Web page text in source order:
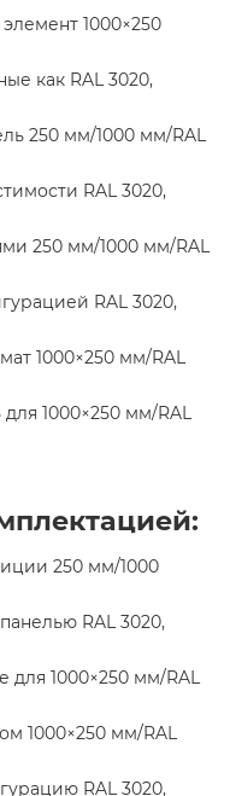
1000×250
как RAL 3020,
250 мм/1000 мм/RAL
RAL 3020,
250 мм/1000 мм/RAL
RAL 3020,
1000×250 мм/RAL
1000×250 мм/RAL
250 мм/1000
RAL 3020,
1000×250 мм/RAL
1000×250 мм/RAL
RAL 3020,